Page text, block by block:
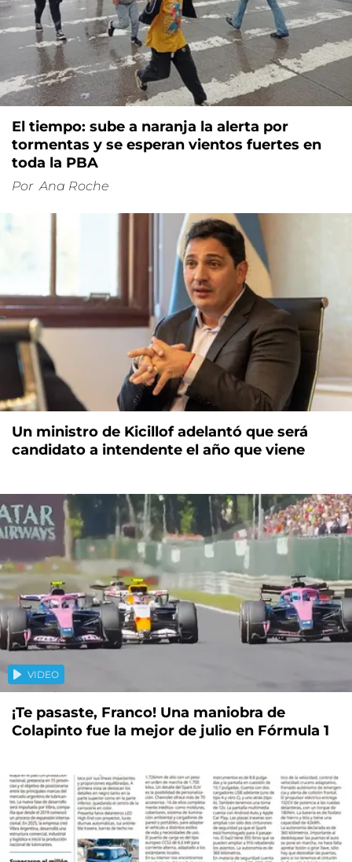
El tiempo: sube a naranja la alerta por
tormentas y se esperan vientos fuertes en
toda la PBA
Por Ana Roche
Un ministro de Kicillof adelantó que será
candidato a intendente el año que viene
VIDEO
¡Te pasaste, Franco! Una maniobra de
Colapinto fue la mejor de julio en Fórmula 1